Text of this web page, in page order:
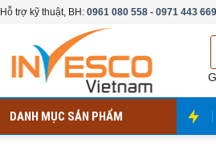
Hỗ trợ kỹ thuật, BH: 0961 080 558 - 0971 443 669
DANH MỤC SẢN PHẨM